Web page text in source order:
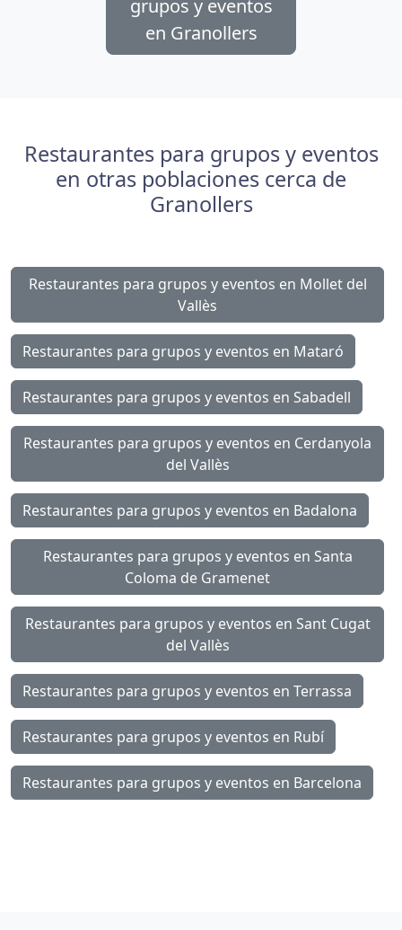
grupos y eventos
en Granollers
Restaurantes para grupos y eventos
en otras poblaciones cerca de
Granollers
Restaurantes para grupos y eventos en Mollet del
Vallès
Restaurantes para grupos y eventos en Mataró
Restaurantes para grupos y eventos en Sabadell
Restaurantes para grupos y eventos en Cerdanyola
del Vallès
Restaurantes para grupos y eventos en Badalona
Restaurantes para grupos y eventos en Santa
Coloma de Gramenet
Restaurantes para grupos y eventos en Sant Cugat
del Vallès
Restaurantes para grupos y eventos en Terrassa
Restaurantes para grupos y eventos en Rubí
Restaurantes para grupos y eventos en Barcelona